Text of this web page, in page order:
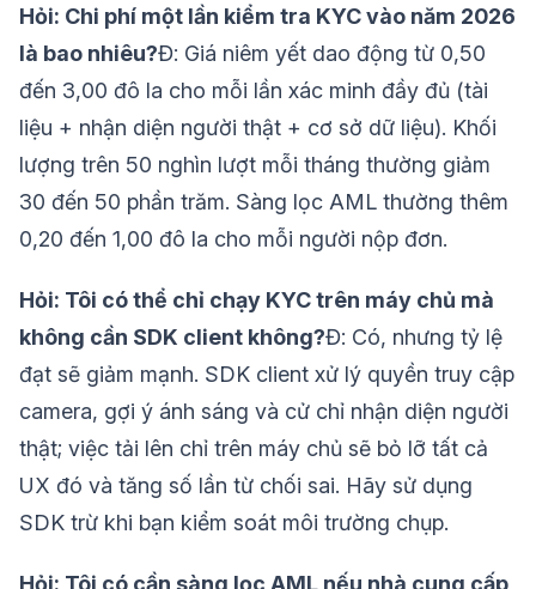
Hỏi: Chi phí một lần kiểm tra KYC vào năm 2026
là bao nhiêu?Đ: Giá niêm yết dao động từ 0,50
đến 3,00 đô la cho mỗi lần xác minh đầy đủ (tài
liệu + nhận diện người thật + cơ sở dữ liệu). Khối
lượng trên 50 nghìn lượt mỗi tháng thường giảm
30 đến 50 phần trăm. Sàng lọc AML thường thêm
0,20 đến 1,00 đô la cho mỗi người nộp đơn.
Hỏi: Tôi có thể chỉ chạy KYC trên máy chủ mà
không cần SDK client không?Đ: Có, nhưng tỷ lệ
đạt sẽ giảm mạnh. SDK client xử lý quyền truy cập
camera, gợi ý ánh sáng và cử chỉ nhận diện người
thật; việc tải lên chỉ trên máy chủ sẽ bỏ lỡ tất cả
UX đó và tăng số lần từ chối sai. Hãy sử dụng
SDK trừ khi bạn kiểm soát môi trường chụp.
Hỏi: Tôi có cần sàng lọc AML nếu nhà cung cấp